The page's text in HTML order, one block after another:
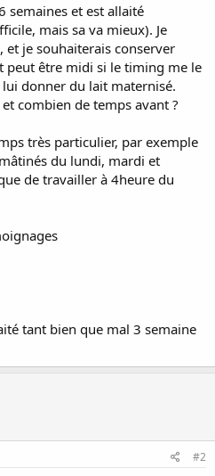
semaines et est allaité
mais sa va mieux). Je
je souhaiterais conserver
peut être midi si le timing me le
donner du lait maternisé.
combien de temps avant ?
très particulier, par exemple
du lundi, mardi et
de travailler à 4heure du
tant bien que mal 3 semaine
#2